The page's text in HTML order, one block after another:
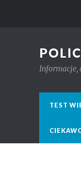
Informacje,
TEST